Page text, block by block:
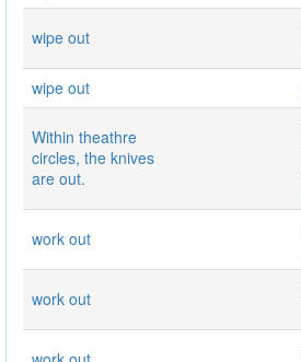
wipe out
wipe out
Within theathre
circles, the knives
are out.
work out
work out